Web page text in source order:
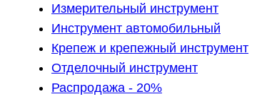
Измерительный инструмент
Инструмент автомобильный
Крепеж и крепежный инструмент
Отделочный инструмент
Распродажа - 20%